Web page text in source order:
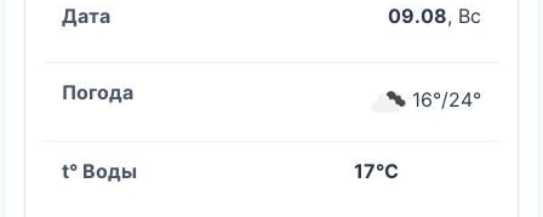
09.08, Вс
16°/24°
17°C